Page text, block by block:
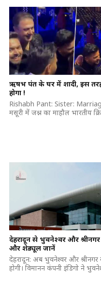
ऋषभ पंत के घर में शादी, इस
होगा !
Rishabh Pant: Sister:
मसूरी में जश्न का माहौल भारतीय
देहरादून से भुवनेश्वर और
और शेड्यूल जानें
देहरादून: अब भुवनेश्वर और
होगी। विमानन कंपनी इंडिगो ने